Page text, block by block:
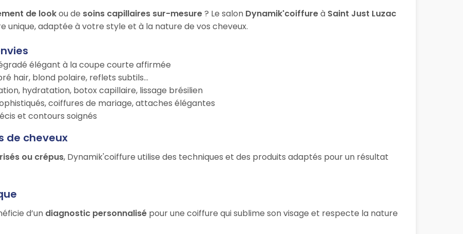
de lookou de soins capillaires sur-mesure? Le salon Dynamik'coiffureà Saint Just Luzac
unique, adaptée à votre style et à la nature de vos cheveux.
élégant à la coupe courte affirmée
hair, blond polaire, reflets subtils…
hydratation, botox capillaire, lissage brésilien
coiffures de mariage, attaches élégantes
et contours soignés
de cheveux
ou crépus, Dynamik'coiffure utilise des techniques et des produits adaptés pour un résultat
d’un diagnostic personnalisé pour une coiffure qui sublime son visage et respecte la nature